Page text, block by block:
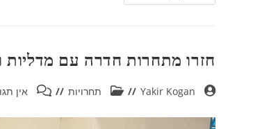
חזרו מתחרות חדרה עם מדליות
Yakir Kogan תחרויות אין